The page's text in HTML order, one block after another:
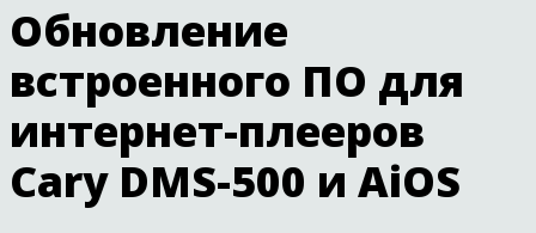
Обновление
встроенного ПО для
интернет-плееров
Cary DMS-500 и AiOS